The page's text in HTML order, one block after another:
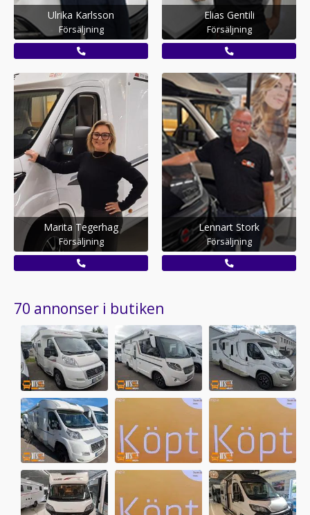
Ulrika Karlsson
Försäljning
Elias Gentili
Försäljning
Marita Tegerhag
Försäljning
Lennart Stork
Försäljning
70 annonser i butiken